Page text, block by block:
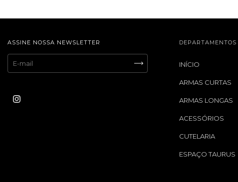
ASSINE NOSSA NEWSLETTER DEPARTAMENTOS
INÍCIO
ARMAS CURTAS
ARMAS LONGAS
ACESSÓRIOS
CUTELARIA
ESPAÇO TAURUS